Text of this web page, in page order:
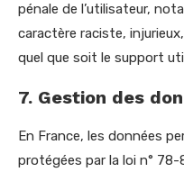
pénale de l’utilisateur,
caractère raciste,
quel que soit le support
7. Gestion des
En France, les données
protégées par la loi n° 78-